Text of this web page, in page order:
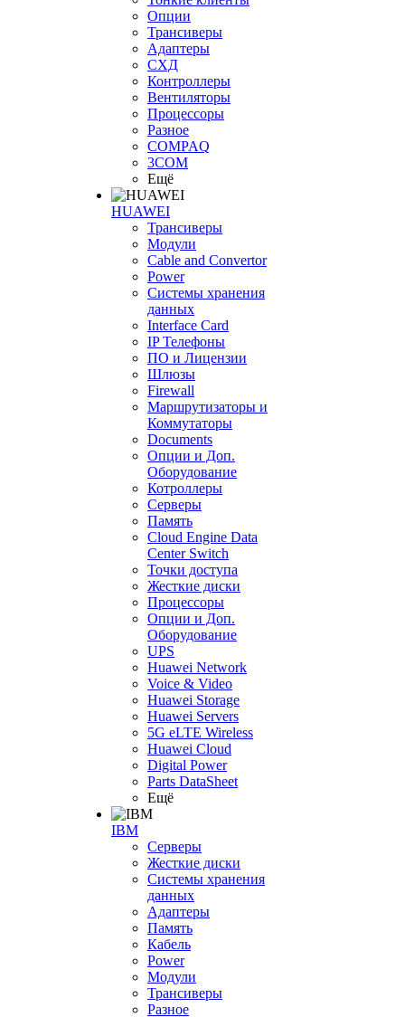
Опции
Трансиверы
Адаптеры
СХД
Контроллеры
Вентиляторы
Процессоры
Разное
COMPAQ
3COM
Ещё
HUAWEI
Трансиверы
Модули
Cable and Convertor
Power
Системы хранения
данных
Interface Card
IP Телефоны
ПО и Лицензии
Шлюзы
Firewall
Маршрутизаторы и
Коммутаторы
Documents
Опции и Доп.
Оборудование
Котроллеры
Серверы
Память
Cloud Engine Data
Center Switch
Точки доступа
Жесткие диски
Процессоры
Опции и Доп.
Оборудование
UPS
Huawei Network
Voice & Video
Huawei Storage
Huawei Servers
5G eLTE Wireless
Huawei Cloud
Digital Power
Parts DataSheet
Ещё
IBM
Серверы
Жесткие диски
Системы хранения
данных
Адаптеры
Память
Кабель
Power
Модули
Трансиверы
Разное